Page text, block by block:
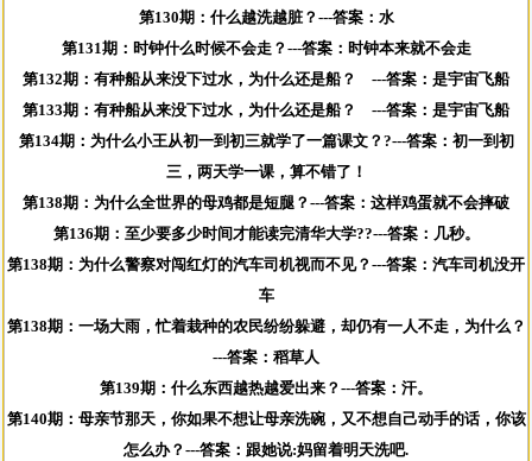
第130期：什么越洗越脏？---答案：水
第131期：时钟什么时候不会走？---答案：时钟本来就不会走
第132期：有种船从来没下过水，为什么还是船？ ---答案：是宇宙飞船
第133期：有种船从来没下过水，为什么还是船？ ---答案：是宇宙飞船
第134期：为什么小王从初一到初三就学了一篇课文？?---答案：初一到初
三，两天学一课，算不错了！
第138期：为什么全世界的母鸡都是短腿？---答案：这样鸡蛋就不会摔破
第136期：至少要多少时间才能读完清华大学??---答案：几秒。
第138期：为什么警察对闯红灯的汽车司机视而不见？---答案：汽车司机没开
车
第138期：一场大雨，忙着栽种的农民纷纷躲避，却仍有一人不走，为什么？
---答案：稻草人
第139期：什么东西越热越爱出来？---答案：汗。
第140期：母亲节那天，你如果不想让母亲洗碗，又不想自己动手的话，你该
怎么办？---答案：跟她说:妈留着明天洗吧.